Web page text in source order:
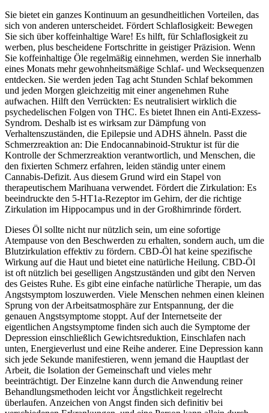
Sie bietet ein ganzes Kontinuum an gesundheitlichen Vorteilen, das
sich von anderen unterscheidet. Fördert Schlaflosigkeit: Bewegen
Sie sich über koffeinhaltige Ware! Es hilft, für Schlaflosigkeit zu
werben, plus bescheidene Fortschritte in geistiger Präzision. Wenn
Sie koffeinhaltige Öle regelmäßig einnehmen, werden Sie innerhalb
eines Monats mehr gewohnheitsmäßige Schlaf- und Wecksequenzen
entdecken. Sie werden jeden Tag acht Stunden Schlaf bekommen
und jeden Morgen gleichzeitig mit einer angenehmen Ruhe
aufwachen. Hilft den Verrückten: Es neutralisiert wirklich die
psychedelischen Folgen von THC. Es bietet Ihnen ein Anti-Exzess-
Syndrom. Deshalb ist es wirksam zur Dämpfung von
Verhaltenszuständen, die Epilepsie und ADHS ähneln. Passt die
Schmerzreaktion an: Die Endocannabinoid-Struktur ist für die
Kontrolle der Schmerzreaktion verantwortlich, und Menschen, die
den fixierten Schmerz erfahren, leiden ständig unter einem
Cannabis-Defizit. Aus diesem Grund wird ein Stapel von
therapeutischem Marihuana verwendet. Fördert die Zirkulation: Es
beeindruckte den 5-HT1a-Rezeptor im Gehirn, der die richtige
Zirkulation im Hippocampus und in der Großhirnrinde fördert.
Dieses Öl sollte nicht nur nützlich sein, um eine sofortige
Atempause von den Beschwerden zu erhalten, sondern auch, um die
Blutzirkulation effektiv zu fördern. CBD-Öl hat keine spezifische
Wirkung auf die Haut und bietet eine natürliche Heilung. CBD-Öl
ist oft nützlich bei geselligen Angstzuständen und gibt den Nerven
des Geistes Ruhe. Es gibt eine einfache natürliche Therapie, um das
Angstsymptom loszuwerden. Viele Menschen nehmen einen kleinen
Sprung von der Arbeitsatmosphäre zur Entspannung, der die
genauen Angstsymptome stoppt. Auf der Internetseite der
eigentlichen Angstsymptome finden sich auch die Symptome der
Depression einschließlich Gewichtsreduktion, Einschlafen nach
unten, Energieverlust und eine Reihe anderer. Eine Depression kann
sich jede Sekunde manifestieren, wenn jemand die Hauptlast der
Arbeit, die Isolation der Gemeinschaft und vieles mehr
beeinträchtigt. Der Einzelne kann durch die Anwendung reiner
Behandlungsmethoden leicht vor Ängstlichkeit regelrecht
überlaufen. Anzeichen von Angst finden sich definitiv bei